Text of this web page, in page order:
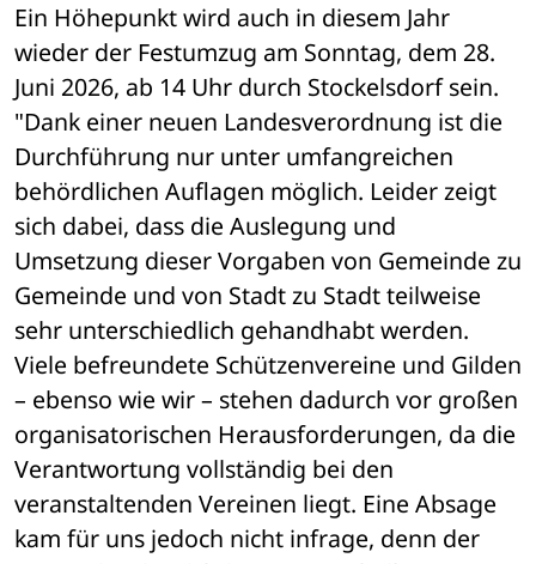
Ein Höhepunkt wird auch in diesem Jahr
wieder der Festumzug am Sonntag, dem 28.
Juni 2026, ab 14 Uhr durch Stockelsdorf sein.
"Dank einer neuen Landesverordnung ist die
Durchführung nur unter umfangreichen
behördlichen Auflagen möglich. Leider zeigt
sich dabei, dass die Auslegung und
Umsetzung dieser Vorgaben von Gemeinde zu
Gemeinde und von Stadt zu Stadt teilweise
sehr unterschiedlich gehandhabt werden.
Viele befreundete Schützenvereine und Gilden
– ebenso wie wir – stehen dadurch vor großen
organisatorischen Herausforderungen, da die
Verantwortung vollständig bei den
veranstaltenden Vereinen liegt. Eine Absage
kam für uns jedoch nicht infrage, denn der